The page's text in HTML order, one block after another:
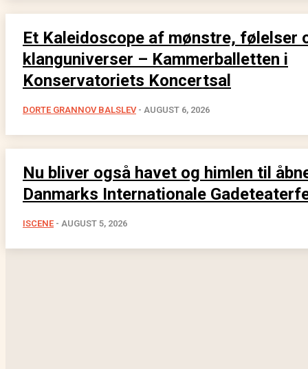
Et Kaleidoscope af mønstre, følelser
klanguniverser – Kammerballetten i
Konservatoriets Koncertsal
DORTE GRANNOV BALSLEV - AUGUST 6, 2026
Nu bliver også havet og himlen til
Danmarks Internationale
ISCENE - AUGUST 5, 2026